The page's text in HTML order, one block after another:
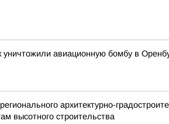
авиационную бомбу в
архитектурно-
высотного строительства